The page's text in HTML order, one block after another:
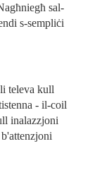
sal-
s-sempliċi
televa kull
- il-coil
inalazzjoni